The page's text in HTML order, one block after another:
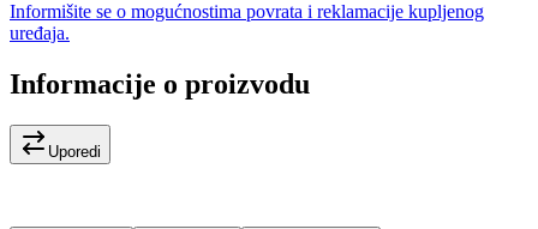
Informišite se o mogućnostima povrata i reklamacije kupljenog
uređaja.
Informacije o proizvodu
Uporedi